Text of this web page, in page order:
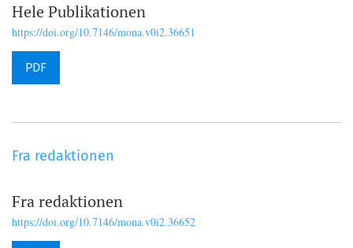
Hele Publikationen
https://doi.org/10.7146/mona.v0i2.36651
PDF
Fra redaktionen
Fra redaktionen
https://doi.org/10.7146/mona.v0i2.36652